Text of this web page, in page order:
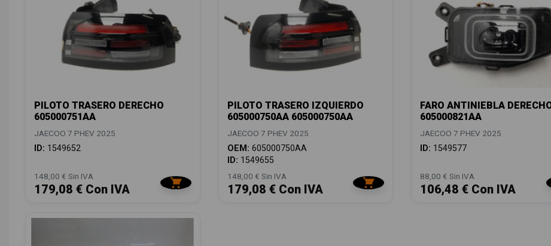
PILOTO TRASERO DERECHO
605000751AA
JAECOO 7 PHEV 2025
ID: 1549652
148,00 € Sin IVA
179,08 € Con IVA
PILOTO TRASERO IZQUIERDO
605000750AA 605000750AA
JAECOO 7 PHEV 2025
OEM: 605000750AA
ID: 1549655
148,00 € Sin IVA
179,08 € Con IVA
FARO ANTINIEBLA
605000821AA
JAECOO 7 PHEV 2025
ID: 1549577
88,00 € Sin IVA
106,48 € Con IVA